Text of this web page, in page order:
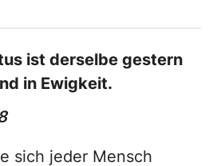
ist derselbe gestern
in Ewigkeit.
sich jeder Mensch